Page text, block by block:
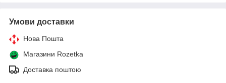
Умови доставки
Нова Пошта
Магазини Rozetka
Доставка поштою